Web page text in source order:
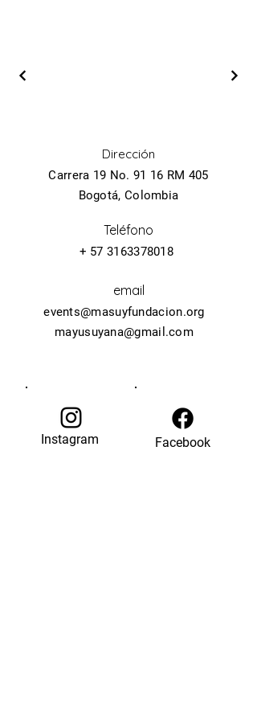
Dirección
Carrera 19 No. 91 16 RM 405
Bogotá, Colombia
Teléfono
+ 57 3163378018
email
events@masuyfundacion.org
mayusuyana@gmail.com
Instagram Facebook